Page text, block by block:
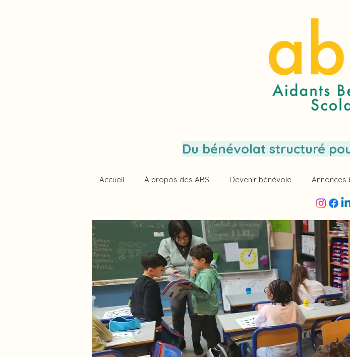
Du bénévolat structuré
Accueil À propos des ABS Devenir bénévole Annonces